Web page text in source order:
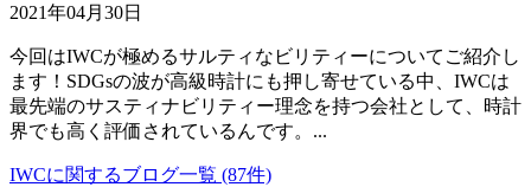
2021年04月30日
今回はIWCが極めるサルティなビリティーについてご紹介し
ます！SDGsの波が高級時計にも押し寄せている中、IWCは
最先端のサスティナビリティー理念を持つ会社として、時計
界でも高く評価されているんです。...
IWCに関するブログ一覧 (87件)